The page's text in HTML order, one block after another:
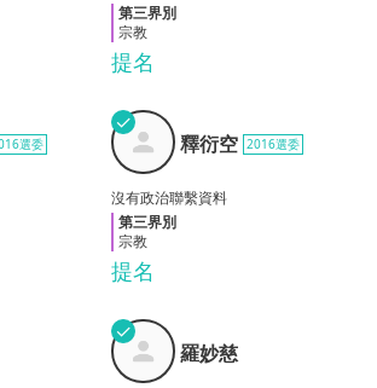
提名
第三界別
宗教
選委
釋衍
空
✓
提名
釋衍空 2016選委
沒有政治聯繫資料
第三界別
宗教
羅妙
慈
✓
羅妙慈